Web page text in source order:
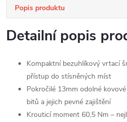
Popis produktu
Detailní popis
Kompaktní bezuhlíkový vrtací
přístup do stísněných míst
Pokročilé 13mm odolné
bitů a jejich pevné zajištění
Krouticí moment 60,5 Nm –